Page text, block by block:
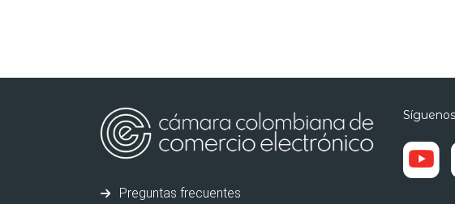
Preguntas frecuentes